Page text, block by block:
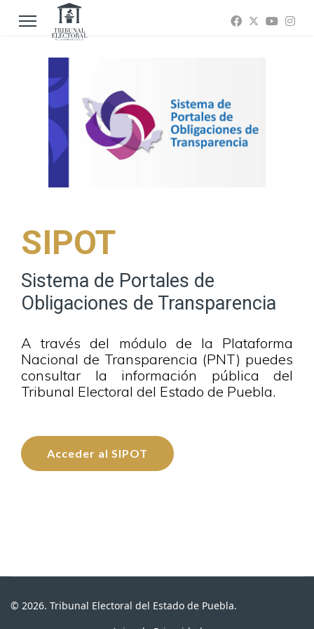
SIPOT
Sistema de Portales de
Obligaciones de Transparencia
A través del módulo de la Plataforma
Nacional de Transparencia (PNT) puedes
consultar la información pública del
Tribunal Electoral del Estado de Puebla.
Acceder al SIPOT
© 2026. Tribunal Electoral del Estado de Puebla.